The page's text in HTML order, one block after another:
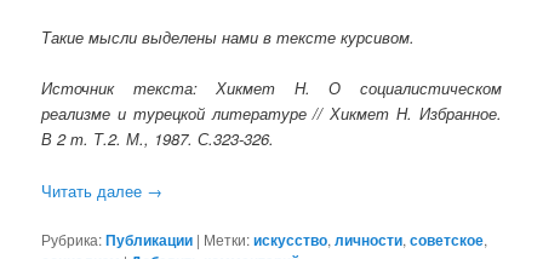
Такие мысли выделены нами в тексте курсивом.
Источник текста: Хикмет Н. О социалистическом
реализме и турецкой литературе // Хикмет Н. Избранное.
В 2 т. Т.2. М., 1987. С.323-326.
Читать далее →
Рубрика:Публикации | Метки:искусство,личности,советское,